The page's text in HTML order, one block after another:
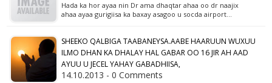
Hada ka hor ayaa nin Dr ama dhaqtar ahaa oo dr naajix
ahaa ayaa gurigiisa ka baxay asagoo u socda airport…
SHEEKO QALBIGA TAABANEYSA.AABE HAARUUN WUXUU
ILMO DHAN KA DHALAY HAL GABAR OO 16 JIR AH AAD
AYUU U JECEL YAHAY GABADHIISA,
14.10.2013 - 0 Comments